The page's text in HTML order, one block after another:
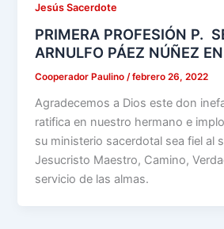
Jesús Sacerdote
PRIMERA PROFESIÓN P.
ARNULFO PÁEZ NÚÑEZ
Cooperador Paulino/febrero 26, 2022
Agradecemos a Dios este don
ratifica en nuestro hermano e
su ministerio sacerdotal sea fiel al
Jesucristo Maestro, Camino,
servicio de las almas.